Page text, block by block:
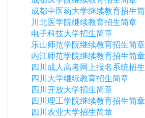
成都中医药大学继续教育招生
川北医学院继续教育招生简章
电子科技大学招生简章
乐山师范学院继续教育招生简章
内江师范学院继续教育招生简章
四川成人高考网上报名系统招
四川大学继续教育招生简章
四川开放大学招生简章
四川理工学院继续教育招生简章
四川农业大学招生简章